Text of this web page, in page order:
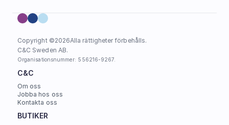
Copyright ©2026Alla rättigheter förbehålls.
C&C Sweden AB.
Organisationsnummer: 556216-9267.
C&C
Om oss
Jobba hos oss
Kontakta oss
BUTIKER